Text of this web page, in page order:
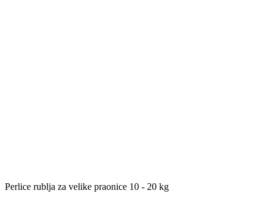
Perlice rublja za velike praonice 10 - 20 kg